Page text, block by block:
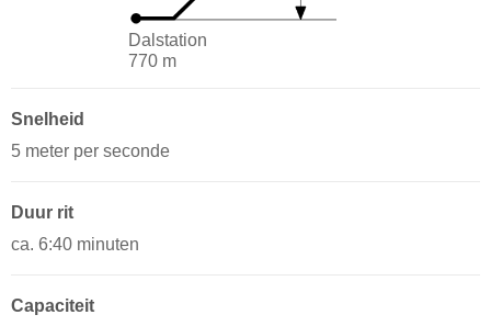
Dalstation
770 m
Snelheid
5 meter per seconde
Duur rit
ca. 6:40 minuten
Capaciteit